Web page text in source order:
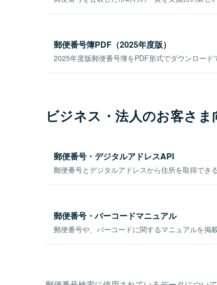
郵便番号簿PDF（2025年度版）
2025年度版郵便番号簿をPDF形式でダウンロード
ビジネス・法人のお客さま
郵便番号・デジタルアドレスAPI
郵便番号とデジタルアドレスから住所を取得でき
郵便番号・バーコードマニュアル
郵便番号や、バーコードに関するマニュアルを掲